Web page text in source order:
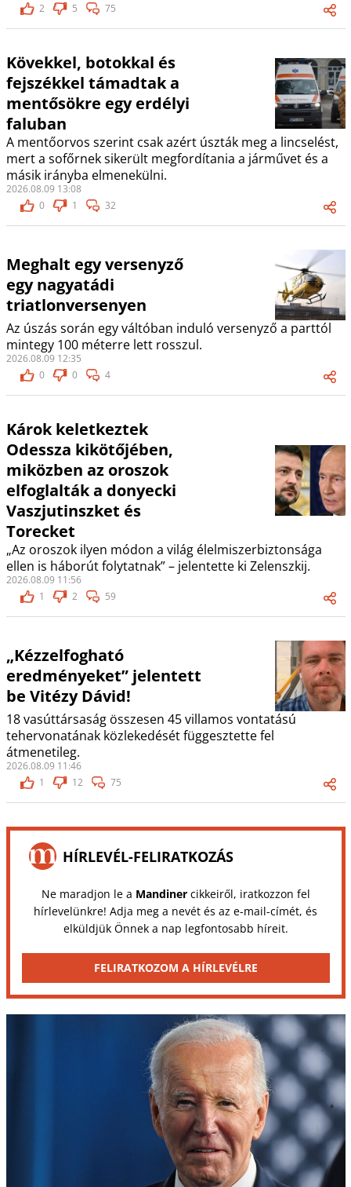
2
5 75
Kövekkel, botokkal és
fejszékkel támadtak a
mentősökre egy erdélyi
faluban
A mentőorvos szerint csak azért úszták meg a lincselést,
mert a sofőrnek sikerült megfordítania a járművet és a
másik irányba elmenekülni.
2026.08.09 13:08
0
1 32
Meghalt egy versenyző
egy nagyatádi
triatlonversenyen
Az úszás során egy váltóban induló versenyző a parttól
mintegy 100 méterre lett rosszul.
2026.08.09 12:35
0
0 4
Károk keletkeztek
Odessza kikötőjében,
miközben az oroszok
elfoglalták a donyecki
Vaszjutinszket és
Torecket
„Az oroszok ilyen módon a világ élelmiszerbiztonsága
ellen is háborút folytatnak” – jelentette ki Zelenszkij.
2026.08.09 11:56
1
2 59
„Kézzelfogható
eredményeket” jelentett
be Vitézy Dávid!
18 vasúttársaság összesen 45 villamos vontatású
tehervonatának közlekedését függesztette fel
átmenetileg.
2026.08.09 11:46
1
12 75
HÍRLEVÉL-FELIRATKOZÁS
Ne maradjon le a Mandinercikkeiről, iratkozzon fel
hírlevelünkre! Adja meg a nevét és az e-mail-címét, és
elküldjük Önnek a nap legfontosabb híreit.
FELIRATKOZOM A HÍRLEVÉLRE